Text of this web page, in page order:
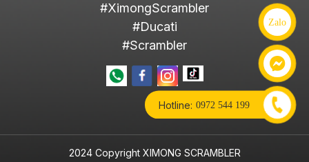
#XimongScrambler
#Ducati
#Scrambler
2024 Copyright XIMONG SCRAMBLER
Zalo
Hotline: 0972 544 199